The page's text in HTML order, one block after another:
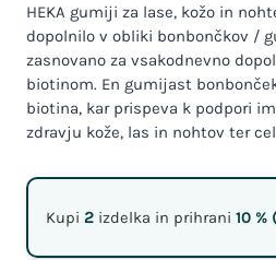
HEKA gumiji za lase, kožo in
dopolnilo v obliki bonbončkov /
zasnovano za vsakodnevno
biotinom. En gumijast
biotina, kar prispeva k podpori
zdravju kože, las in nohtov ter
Kupi 2 izdelka in prihrani 10 %